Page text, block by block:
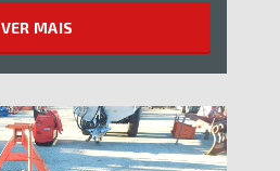
VER MAIS